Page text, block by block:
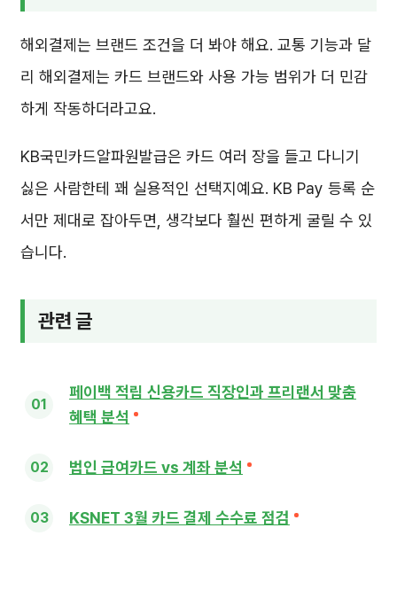
해외결제는 브랜드 조건을 더 봐야 해요. 교통 기능과 달
리 해외결제는 카드 브랜드와 사용 가능 범위가 더 민감
하게 작동하더라고요.
KB국민카드알파원발급은 카드 여러 장을 들고 다니기
싫은 사람한테 꽤 실용적인 선택지예요. KB Pay 등록 순
서만 제대로 잡아두면, 생각보다 훨씬 편하게 굴릴 수 있
습니다.
관련 글
페이백 적립 신용카드 직장인과 프리랜서 맞춤
혜택 분석
법인 급여카드 vs 계좌 분석
KSNET 3월 카드 결제 수수료 점검